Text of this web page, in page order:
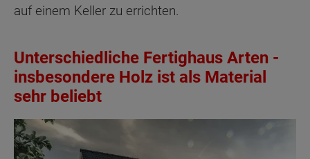
auf einem Keller zu errichten.
Unterschiedliche Fertighaus Arten -
insbesondere Holz ist als Material
sehr beliebt